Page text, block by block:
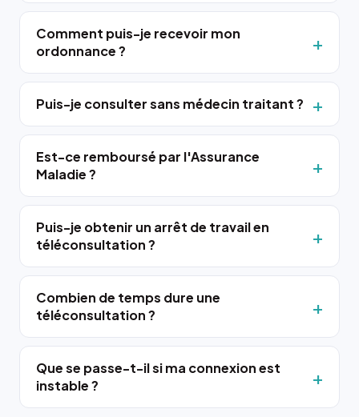
Comment puis-je recevoir mon
ordonnance ?
Puis-je consulter sans médecin traitant ?
Est-ce remboursé par l'Assurance
Maladie ?
Puis-je obtenir un arrêt de travail en
téléconsultation ?
Combien de temps dure une
téléconsultation ?
Que se passe-t-il si ma connexion est
instable ?